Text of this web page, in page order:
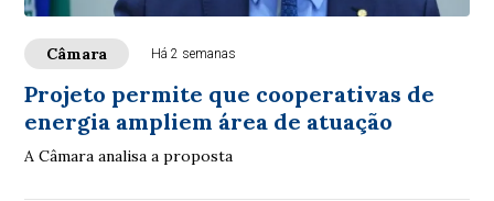
Câmara Há 2 semanas
Projeto permite que cooperativas de
energia ampliem área de atuação
A Câmara analisa a proposta